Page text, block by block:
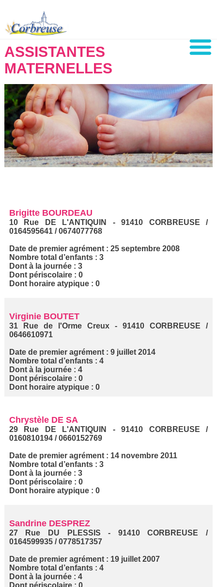
ASSISTANTES
MATERNELLES
Brigitte BOURDEAU
10 Rue DE L'ANTIQUIN - 91410 CORBREUSE /
0164595641 / 0674077768
Date de premier agrément : 25 septembre 2008
Nombre total d’enfants : 3
Dont à la journée : 3
Dont périscolaire : 0
Dont horaire atypique : 0
Virginie BOUTET
31 Rue de l'Orme Creux - 91410 CORBREUSE /
0646610971
Date de premier agrément : 9 juillet 2014
Nombre total d’enfants : 4
Dont à la journée : 4
Dont périscolaire : 0
Dont horaire atypique : 0
Chrystèle DE SA
29 Rue DE L'ANTIQUIN - 91410 CORBREUSE /
0160810194 / 0660152769
Date de premier agrément : 14 novembre 2011
Nombre total d’enfants : 3
Dont à la journée : 3
Dont périscolaire : 0
Dont horaire atypique : 0
Sandrine DESPREZ
27 Rue DU PLESSIS - 91410 CORBREUSE /
0164599935 / 0778517357
Date de premier agrément : 19 juillet 2007
Nombre total d’enfants : 4
Dont à la journée : 4